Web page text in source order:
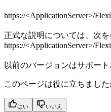
https://<ApplicationServer>/
正式な説明については、次
https://<ApplicationServer>/
以前のバージョンはサポート
このページは役に立ちました
はい いいえ